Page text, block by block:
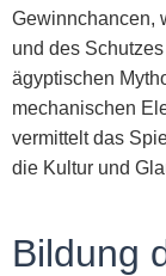
Gewinnchancen,
und des
ägyptischen
mechanischen
vermittelt das
die Kultur und
Bildung